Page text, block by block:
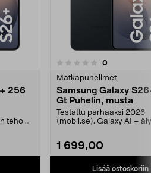
256
teho –
0arvostelut
Matkapuhelimet
Samsung Galaxy
Gt Puhelin, musta
Testattu parhaaksi 2026
(mobil.se). Galaxy AI –
1 699,00
Lisää ostoskoriin